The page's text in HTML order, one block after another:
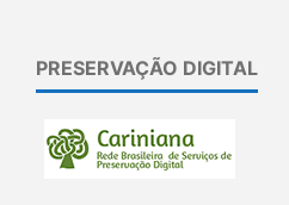
PRESERVAÇÃO DIGITAL